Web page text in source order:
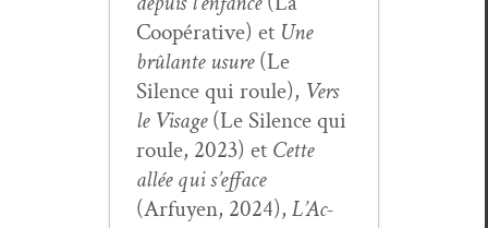
Coopéra­tive) et Une
brûlante usure(Le
Silence qui roule), Vers
le Vis­age(Le Silence qui
roule, 2023) et Cette
allée qui s’ef­face
(Arfuyen, 2024), L’Ac­